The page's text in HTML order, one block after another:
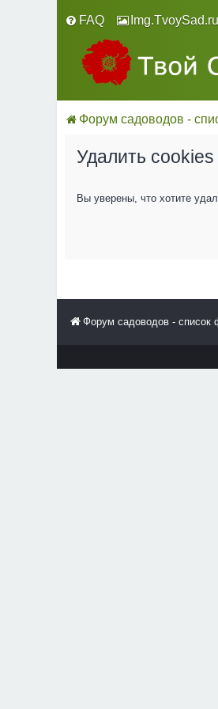
FAQ Img.TvoySad.ru
Форум садоводов -
Удалить cookies
Вы уверены, что хотите
Форум садоводов - список